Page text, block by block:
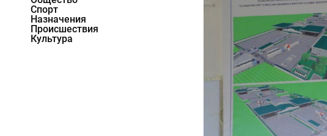
Спорт
Назначения
Происшествия
Культура